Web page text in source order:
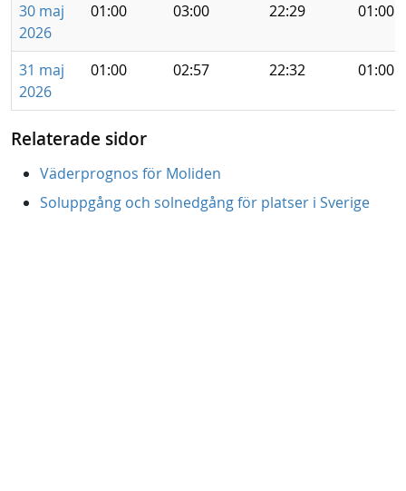
30 maj
2026
01:00 03:00 22:29 01:00
31 maj
2026
01:00 02:57 22:32 01:00
Relaterade sidor
Väderprognos för Moliden
Soluppgång och solnedgång för platser i Sverige